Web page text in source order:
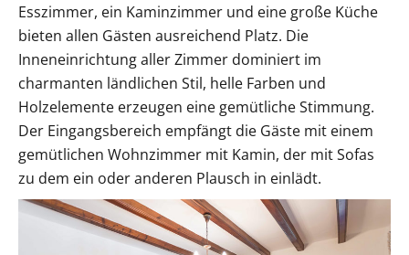
Esszimmer, ein Kaminzimmer und eine große Küche
bieten allen Gästen ausreichend Platz. Die
Inneneinrichtung aller Zimmer dominiert im
charmanten ländlichen Stil, helle Farben und
Holzelemente erzeugen eine gemütliche Stimmung.
Der Eingangsbereich empfängt die Gäste mit einem
gemütlichen Wohnzimmer mit Kamin, der mit Sofas
zu dem ein oder anderen Plausch in einlädt.